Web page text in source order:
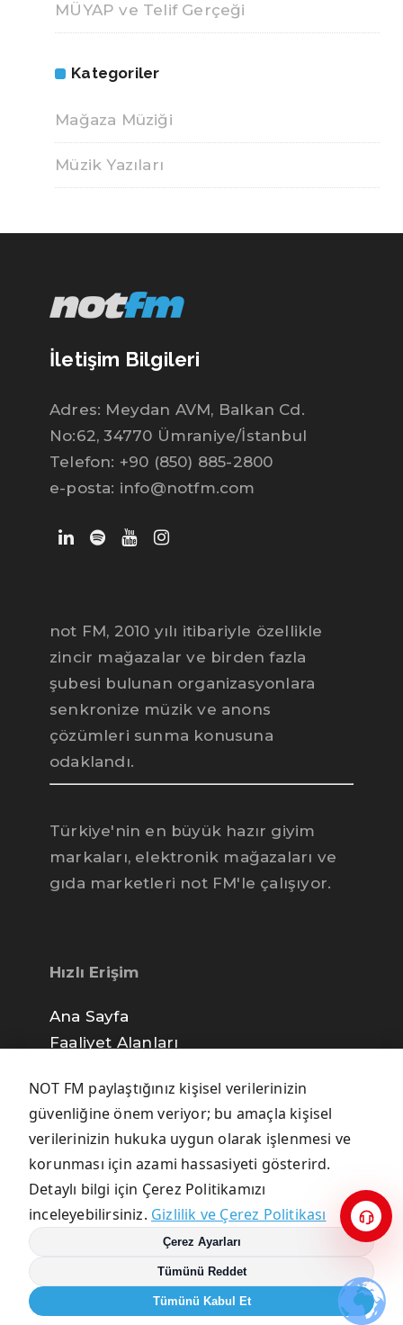
MÜYAP ve Telif Gerçeği
Kategoriler
Mağaza Müziği
Müzik Yazıları
İletişim Bilgileri
Adres: Meydan AVM, Balkan Cd.
No:62, 34770 Ümraniye/İstanbul
Telefon: +90 (850) 885-2800
e-posta: info@notfm.com
not FM, 2010 yılı itibariyle özellikle
zincir mağazalar ve birden fazla
şubesi bulunan organizasyonlara
senkronize müzik ve anons
çözümleri sunma konusuna
odaklandı.
Türkiye'nin en büyük hazır giyim
markaları, elektronik mağazaları ve
gıda marketleri not FM'le çalışıyor.
Hızlı Erişim
Ana Sayfa
Faaliyet Alanları
Gizlilik Politikası
Sitede Ara
NOT FM paylaştığınız kişisel verilerinizin
güvenliğine önem veriyor; bu amaçla kişisel
verilerinizin hukuka uygun olarak işlenmesi ve
korunması için azami hassasiyeti gösterird.
Detaylı bilgi için Çerez Politikamızı
inceleyebilirsiniz. Gizlilik ve Çerez Politikası
Çerez Ayarları
Tümünü Reddet
Tümünü Kabul Et
Deniz